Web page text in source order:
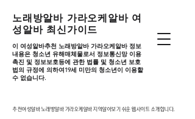
노래방알바 가라오케알바 여
성알바 최신가이드
이 여성알바추천 노래방알바 가라오케알바 정보
내용은 청소년 유해매체물로서 정보통신망 이용
촉진 및 정보보호등에 관한 법률 및 청소년 보호
법의 규정에 의하여19세 미만의 청소년이 이용할
수 없습니다.
추천여성알바 노래방알바 가라오케알바 지역알아보기 쉬운 웹사이트 소개합니다.
추천여성알바 노래방알바 가라오케알바 지역알아보기 쉬운 웹사이트 소개합니다.